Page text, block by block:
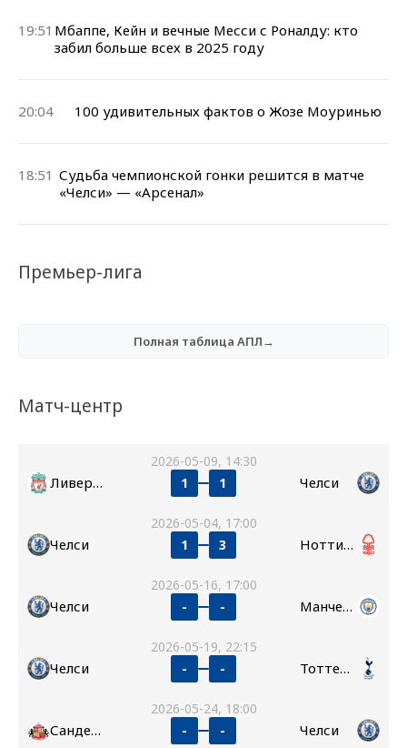
19:51 Мбаппе, Кейн и вечные Месси с Роналду: кто
забил больше всех в 2025 году
20:04 100 удивительных фактов о Жозе Моуринью
18:51 Судьба чемпионской гонки решится в матче
«Челси» — «Арсенал»
Премьер-лига
Полная таблица АПЛ→
Матч-центр
2026-05-09, 14:30
Ливерпуль 1 1 Челси
2026-05-04, 17:00
Челси 1 3 Ноттингем Форест
2026-05-16, 17:00
Челси - - Манчестер Сити
2026-05-19, 22:15
Челси - - Тоттенхэм
2026-05-24, 18:00
Сандерленд - - Челси